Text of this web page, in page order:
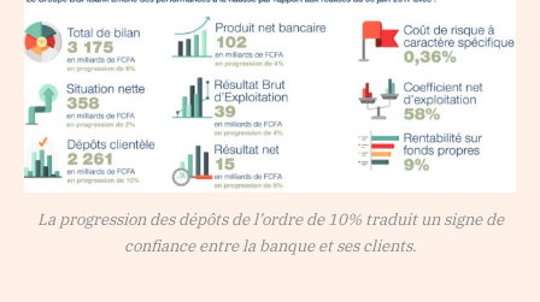
La progression des dépôts de l’ordre de 10% traduit un signe de
confiance entre la banque et ses clients.